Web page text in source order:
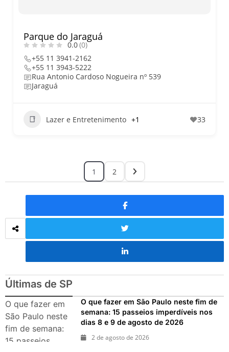
Parque do Jaraguá
0.0(0)
+55 11 3941-2162
+55 11 3943-5222
Rua Antonio Cardoso Nogueira nº 539
Jaraguá
Lazer e Entretenimento +1 33
1 2
Últimas de SP
O que fazer em
São Paulo neste
fim de semana:
15 passeios
O que fazer em São Paulo neste fim de
semana: 15 passeios imperdíveis nos
dias 8 e 9 de agosto de 2026
2 de agosto de 2026